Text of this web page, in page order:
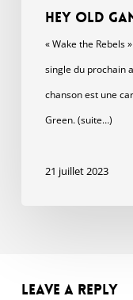
Hey Old
« Wake the Rebels
single du prochain
chanson est une
Green. (suite…)
21 juillet 2023
Leave a Reply